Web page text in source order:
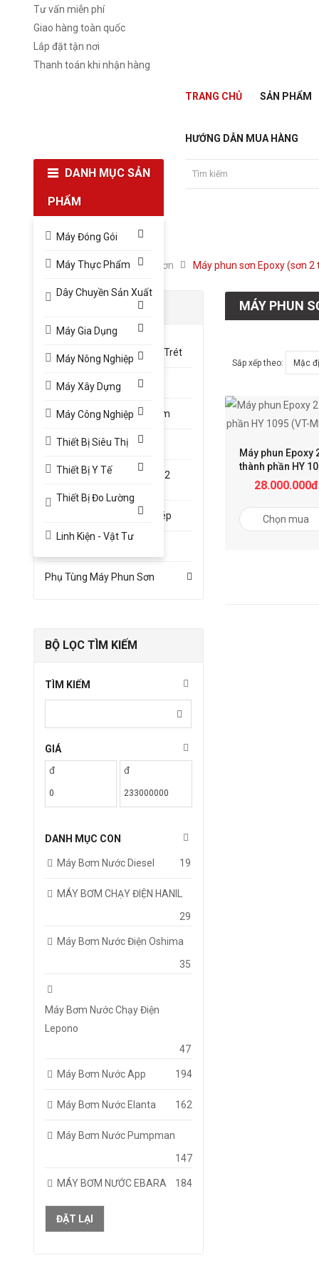
Tư vấn miễn phí
Giao hàng toàn quốc
Lắp đặt tận nơi
Thanh toán khi nhận hàng
TRANG CHỦ SẢN PHẨM
HƯỚNG DẪN MUA HÀNG
DANH MỤC SẢN
PHẨM
Máy Đóng Gói
Máy Thực Phẩm
Dây Chuyền Sản Xuất
Máy Gia Dụng
Máy Nông Nghiệp
Máy Xây Dựng
Máy Công Nghiệp
Thiết Bị Siêu Thị
Thiết Bị Y Tế
Thiết Bị Đo Lường
Linh Kiện - Vật Tư
Trang chủ Máy Phun Sơn Máy phun sơn Epoxy (sơn
Máy Phun Sơn Bột Bả, Bột Trét
Máy Phun Sơn Cầm Tay
Máy Phun Sơn Chống Thấm
Máy Phun Sơn Dầu
Máy Phun Sơn Epoxy (sơn 2
Máy Phun Sơn Kết Cấu Thép
Phụ Tùng Máy Phun Sơn
BỘ LỌC TÌM KIẾM
TÌM KIẾM
GIÁ
đ
đ
DANH MỤC CON
Máy Bơm Nước Diesel 19
MÁY BƠM CHẠY ĐIỆN HANIL
29
Máy Bơm Nước Điện Oshima
35
Máy Bơm Nước Chạy Điện
Lepono
47
Máy Bơm Nước App 194
Máy Bơm Nước Elanta 162
Máy Bơm Nước Pumpman
147
MÁY BƠM NƯỚC EBARA 184
ĐẶT LẠI
MÁY PHUN
Sắp xếp theo:
Máy phun Epoxy
thành phần HY
(VT-MPS47)
28.000.000đ
Chọn mua